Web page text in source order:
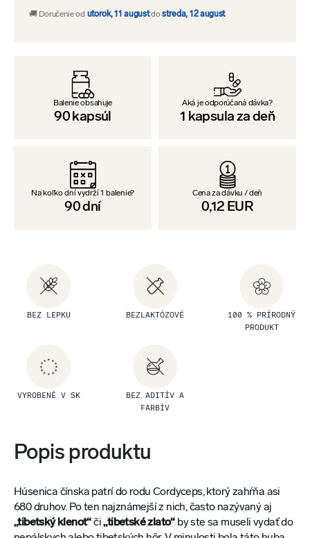
🚚 Doručenie od utorok, 11 augustdostreda, 12 august
Balenie obsahuje
90kapsúl
Aká je odporúčaná dávka?
1 kapsula za deň
Na koľko dní vydrží 1 balenie?
90dní
Cena za dávku / deň
0,12 EUR
BEZ LEPKU BEZLAKTÓZOVÉ
100 % PRÍRODNÝ
PRODUKT
VYROBENÉ V SK
BEZ ADITÍV A
FARBÍV
Popis produktu
Húsenica čínska patrí do rodu Cordyceps, ktorý zahŕňa asi
680 druhov. Po ten najznámejší z nich, často nazývaný aj
„tibetský klenot“či„tibetské zlato“by ste sa museli vydať do